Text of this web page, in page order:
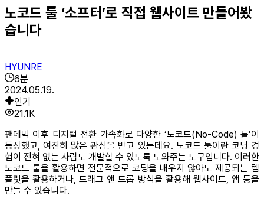
노코드 툴 ‘소프터’로 직접 웹사이트 만들어봤
습니다
HYUNRE
6분
2024.05.19.
인기
21.1K
팬데믹 이후 디지털 전환 가속화로 다양한 ‘노코드(No-Code) 툴’이
등장했고, 여전히 많은 관심을 받고 있는데요. 노코드 툴이란 코딩 경
험이 전혀 없는 사람도 개발할 수 있도록 도와주는 도구입니다. 이러한
노코드 툴을 활용하면 전문적으로 코딩을 배우지 않아도 제공되는 템
플릿을 활용하거나, 드래그 앤 드롭 방식을 활용해 웹사이트, 앱 등을
만들 수 있습니다.